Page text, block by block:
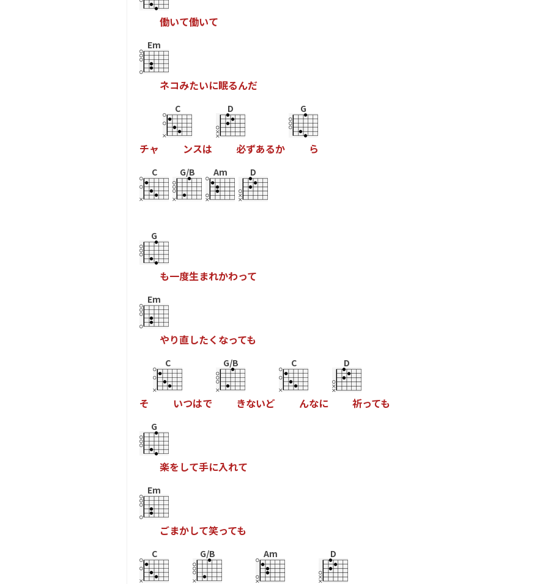
働いて働いて
Em
ネコみたいに眠るんだ
チャ
C
ンスは
D
必ずあるか
G
ら
C G/B Am D
G
も一度生まれかわって
Em
やり直したく なっても
そ
C
いつはで
G/B
きないど
C
んなに
D
祈っても
G
楽をして手に入れて
Em
ごまかして笑っても
C G/B Am D